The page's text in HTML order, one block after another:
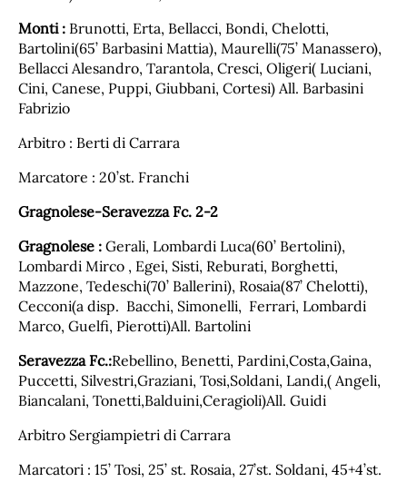
Monti : Brunotti, Erta, Bellacci, Bondi, Chelotti,
Bartolini(65’ Barbasini Mattia), Maurelli(75’ Manassero),
Bellacci Alesandro, Tarantola, Cresci, Oligeri( Luciani,
Cini, Canese, Puppi, Giubbani, Cortesi) All. Barbasini
Fabrizio
Arbitro : Berti di Carrara
Marcatore : 20’st. Franchi
Gragnolese-Seravezza Fc. 2-2
Gragnolese : Gerali, Lombardi Luca(60’ Bertolini),
Lombardi Mirco , Egei, Sisti, Reburati, Borghetti,
Mazzone, Tedeschi(70’ Ballerini), Rosaia(87’ Chelotti),
Cecconi(a disp. Bacchi, Simonelli, Ferrari, Lombardi
Marco, Guelfi, Pierotti)All. Bartolini
Seravezza Fc.:Rebellino, Benetti, Pardini,Costa,Gaina,
Puccetti, Silvestri,Graziani, Tosi,Soldani, Landi,( Angeli,
Biancalani, Tonetti,Balduini,Ceragioli)All. Guidi
Arbitro Sergiampietri di Carrara
Marcatori : 15’ Tosi, 25’ st. Rosaia, 27’st. Soldani, 45+4’st.